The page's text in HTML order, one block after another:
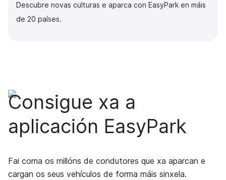
Descubre novas culturas e aparca con EasyPark en máis
de 20 países.
Consigue xa a
aplicación EasyPark
Fai coma os millóns de condutores que xa aparcan e
cargan os seus vehículos de forma máis sinxela.